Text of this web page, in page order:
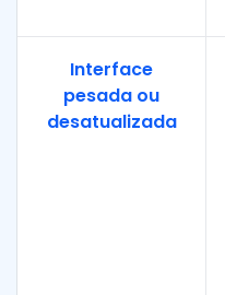
Interface
pesada ou
desatualizada